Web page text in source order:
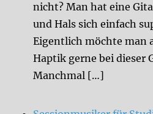
nicht? Man hat eine
und Hals sich einfach
Eigentlich möchte man
Haptik gerne bei dieser
Manchmal […]